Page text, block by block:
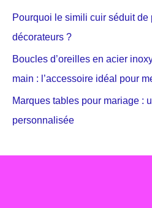
Pourquoi le simili cuir séduit de
décorateurs ?
Boucles d’oreilles en acier
main : l’accessoire idéal pour
Marques tables pour mariage :
personnalisée